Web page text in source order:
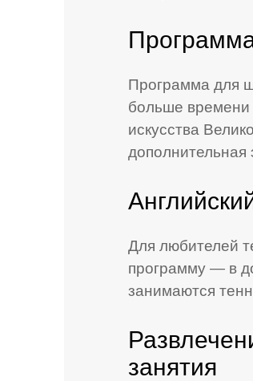
Программа для
больше времени
искусства
дополнительная
Для любителей
программу — в
занимаются
занятия